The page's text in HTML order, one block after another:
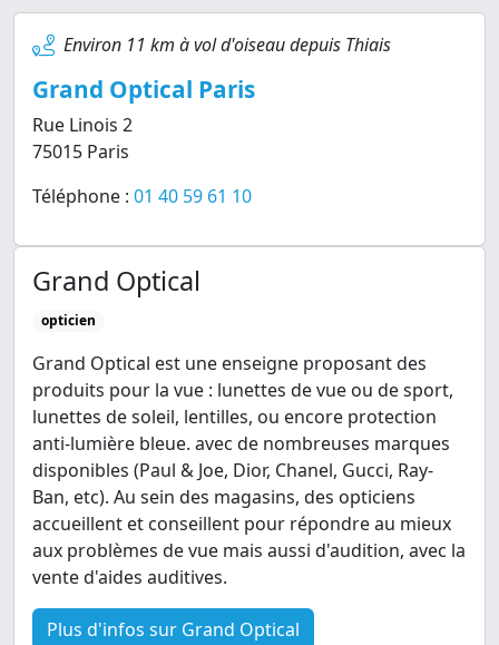
Environ 11 km à vol d'oiseau depuis Thiais
Grand Optical Paris
Rue Linois 2
75015 Paris
Téléphone : 01 40 59 61 10
Grand Optical
opticien
Grand Optical est une enseigne proposant des
produits pour la vue : lunettes de vue ou de sport,
lunettes de soleil, lentilles, ou encore protection
anti-lumière bleue. avec de nombreuses marques
disponibles (Paul & Joe, Dior, Chanel, Gucci, Ray-
Ban, etc). Au sein des magasins, des opticiens
accueillent et conseillent pour répondre au mieux
aux problèmes de vue mais aussi d'audition, avec la
vente d'aides auditives.
Plus d'infos sur Grand Optical